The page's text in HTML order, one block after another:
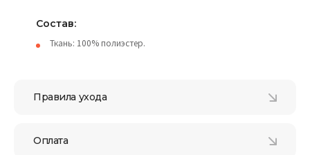
Состав:
Ткань: 100% полиэстер.
Правила ухода
Оплата